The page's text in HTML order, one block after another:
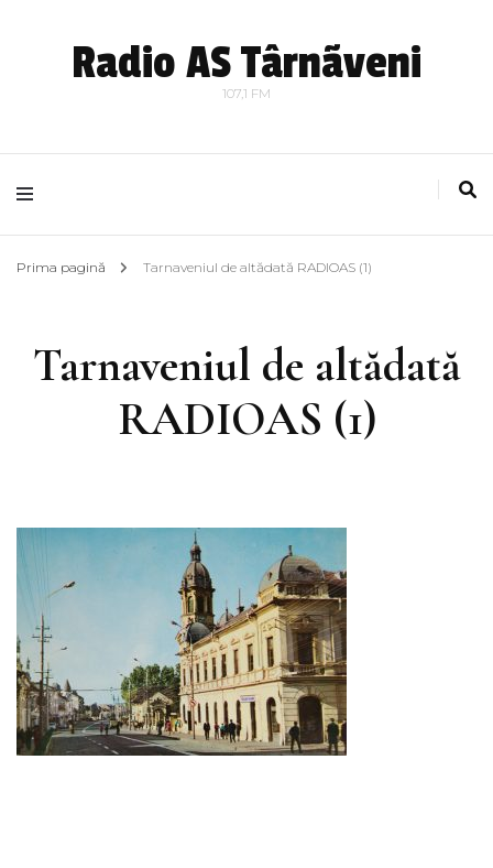
Radio AS Târnãveni
107,1 FM
Prima pagină Tarnaveniul de altădată RADIOAS (1)
Tarnaveniul de altădată
RADIOAS (1)